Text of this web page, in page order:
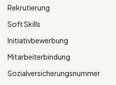
Rekrutierung
Soft Skills
Initiativbewerbung
Mitarbeiterbindung
Sozialversicherungsnummer